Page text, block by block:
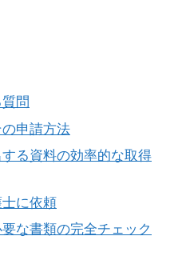
問
申請方法
る資料の効率的な取得
に依頼
な書類の完全チェック